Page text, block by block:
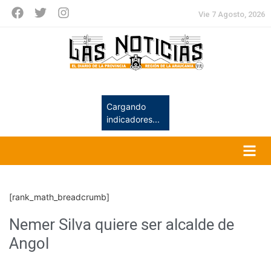
Vie 7 Agosto, 2026
Cargando
indicadores...
[rank_math_breadcrumb]
Nemer Silva quiere ser alcalde de
Angol